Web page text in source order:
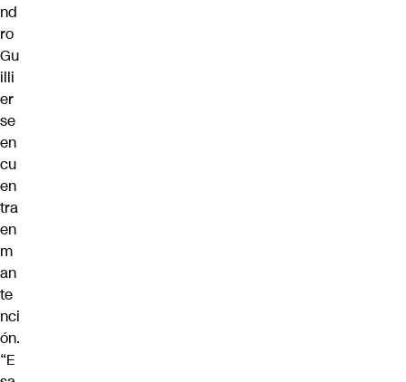
nd
ro
Gu
illi
er
se
en
cu
en
tra
en
m
an
te
nci
ón.
“E